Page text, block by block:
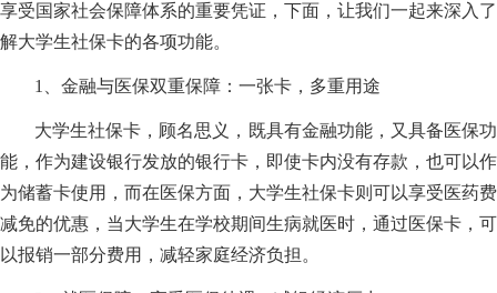
享受国家社会保障体系的重要凭证，下面，让我们一起来深入了
解大学生社保卡的各项功能。
1、金融与医保双重保障：一张卡，多重用途
大学生社保卡，顾名思义，既具有金融功能，又具备医保功
能，作为建设银行发放的银行卡，即使卡内没有存款，也可以作
为储蓄卡使用，而在医保方面，大学生社保卡则可以享受医药费
减免的优惠，当大学生在学校期间生病就医时，通过医保卡，可
以报销一部分费用，减轻家庭经济负担。